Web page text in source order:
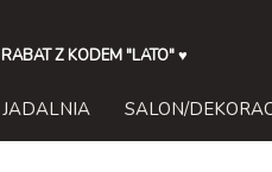
RABAT Z KODEM "LATO"♥
JADALNIA SALON/